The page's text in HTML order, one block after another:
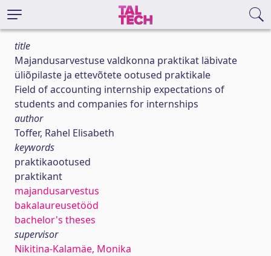
title
Majandusarvestuse valdkonna praktikat läbivate
üliõpilaste ja ettevõtete ootused praktikale
Field of accounting internship expectations of
students and companies for internships
author
Toffer, Rahel Elisabeth
keywords
praktikaootused
praktikant
majandusarvestus
bakalaureusetööd
bachelor's theses
supervisor
Nikitina-Kalamäe, Monika